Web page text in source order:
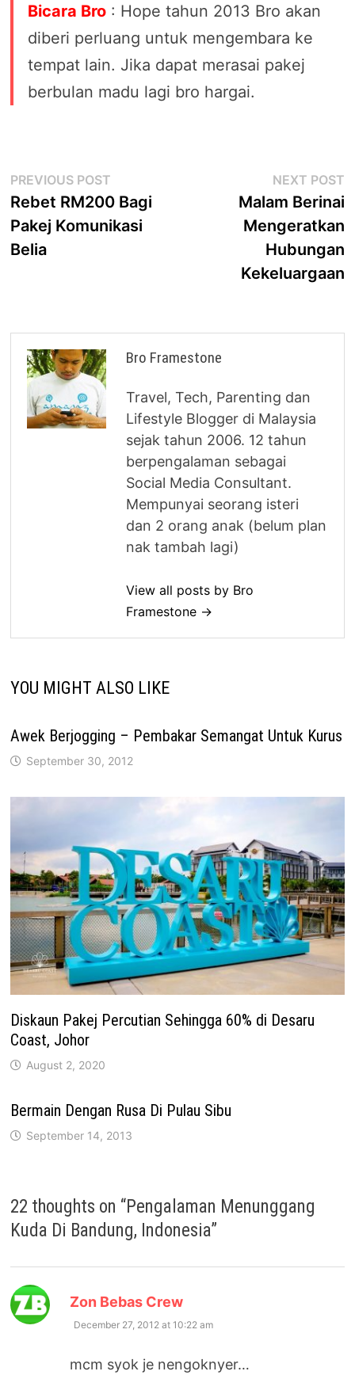
Bicara Bro : Hope tahun 2013 Bro akan
diberi perluang untuk mengembara ke
tempat lain. Jika dapat merasai pakej
berbulan madu lagi bro hargai.
Post
navigation
PREVIOUS POST
post:
Rebet RM200 Bagi
Pakej Komunikasi
Belia
NEXT POST
Malam Berinai
Mengeratkan
Hubungan
Kekeluargaan
Bro Framestone
Travel, Tech, Parenting dan
Lifestyle Blogger di Malaysia
sejak tahun 2006. 12 tahun
berpengalaman sebagai
Social Media Consultant.
Mempunyai seorang isteri
dan 2 orang anak (belum plan
nak tambah lagi)
View all posts by Bro
Framestone →
YOU MIGHT ALSO LIKE
Awek Berjogging – Pembakar Semangat Untuk Kurus
September 30, 2012
Diskaun Pakej Percutian Sehingga 60% di Desaru
Coast, Johor
August 2, 2020
Bermain Dengan Rusa Di Pulau Sibu
September 14, 2013
22 thoughts on “Pengalaman Menunggang
Kuda Di Bandung, Indonesia”
Zon Bebas Crew
December 27, 2012 at 10:22 am
mcm syok je nengoknyer…